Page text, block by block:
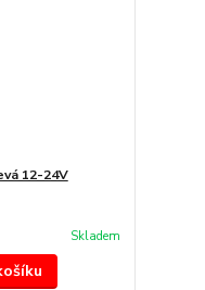
12-24V
Skladem